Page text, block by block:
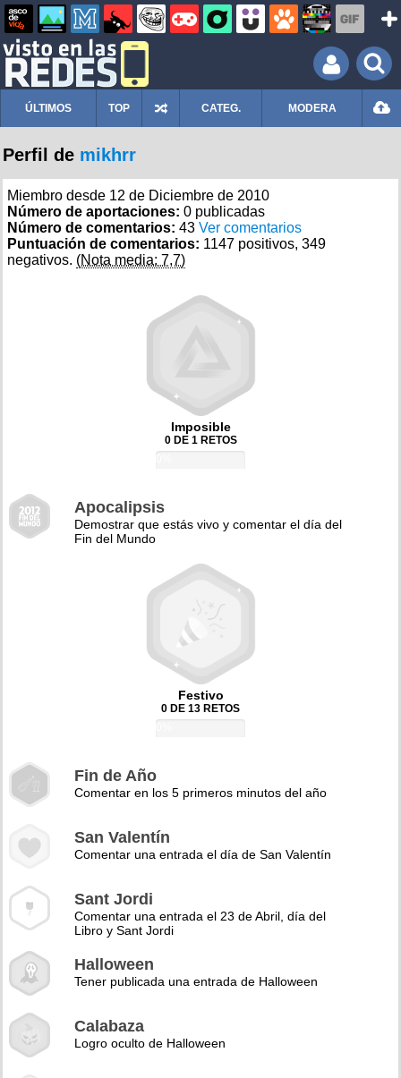
ÚLTIMOS TOP CATEG. MODERA
Perfil de mikhrr
Miembro desde 12 de Diciembre de 2010
Número de aportaciones: 0 publicadas
Número de comentarios: 43 Ver comentarios
Puntuación de comentarios: 1147 positivos, 349
negativos. (Nota media: 7,7)
Imposible
0 DE 1 RETOS
Apocalipsis
Demostrar que estás vivo y comentar el día del
Fin del Mundo
Festivo
0 DE 13 RETOS
Fin de Año
Comentar en los 5 primeros minutos del año
San Valentín
Comentar una entrada el día de San Valentín
Sant Jordi
Comentar una entrada el 23 de Abril, día del
Libro y Sant Jordi
Halloween
Tener publicada una entrada de Halloween
Calabaza
Logro oculto de Halloween